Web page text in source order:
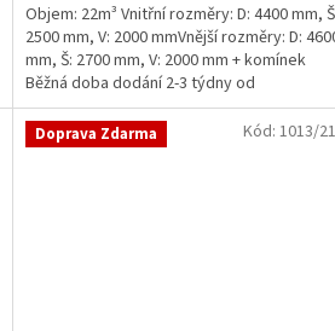
Objem: 22m³ Vnitřní rozměry: D: 4400 mm,
2500 mm, V: 2000 mmVnější rozměry: D:
mm, Š: 2700 mm, V: 2000 mm + komínek
Běžná doba dodání 2-3 týdny od
objednávky. Rozměry...
Doprava Zdarma Kód: 1013/